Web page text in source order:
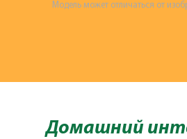
Модель может отличаться от
Домашний